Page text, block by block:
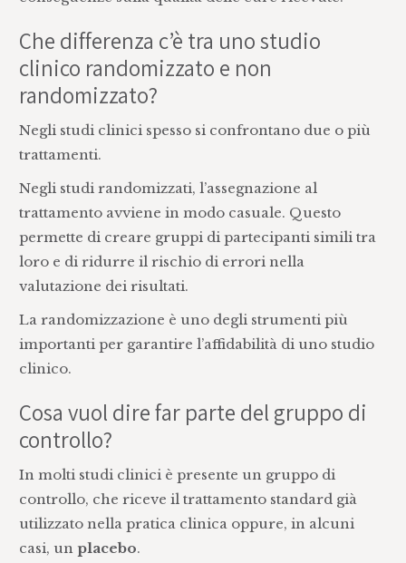
Che differenza c’è tra uno studio
clinico randomizzato e non
randomizzato?
Negli studi clinici spesso si confrontano due o più
trattamenti.
Negli studi randomizzati, l’assegnazione al
trattamento avviene in modo casuale. Questo
permette di creare gruppi di partecipanti simili tra
loro e di ridurre il rischio di errori nella
valutazione dei risultati.
La randomizzazione è uno degli strumenti più
importanti per garantire l’affidabilità di uno studio
clinico.
Cosa vuol dire far parte del gruppo di
controllo?
In molti studi clinici è presente un gruppo di
controllo, che riceve il trattamento standard già
utilizzato nella pratica clinica oppure, in alcuni
casi, unplacebo.